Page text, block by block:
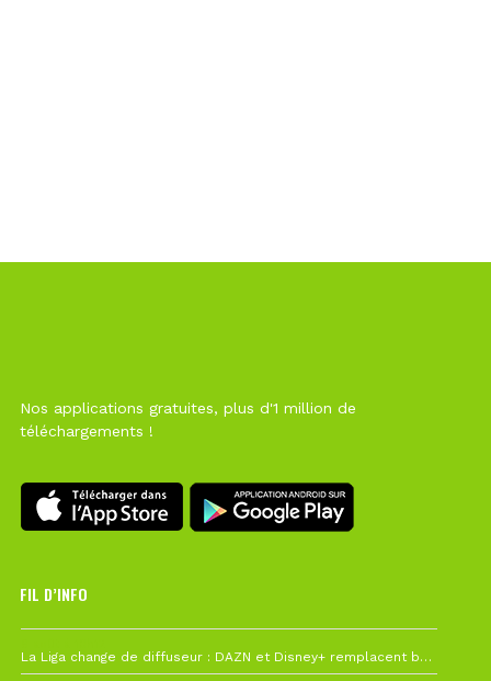
Nos applications gratuites, plus d'1 million de
téléchargements !
FIL D’INFO
La Liga change de diffuseur : DAZN et Disney+ remplacent beIN Sports !